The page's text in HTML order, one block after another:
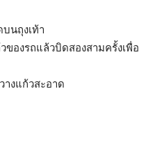
นถุงเท้า
ของรถแล้วบิดสองสามครั้งเพื่อ
างแก้วสะอาด